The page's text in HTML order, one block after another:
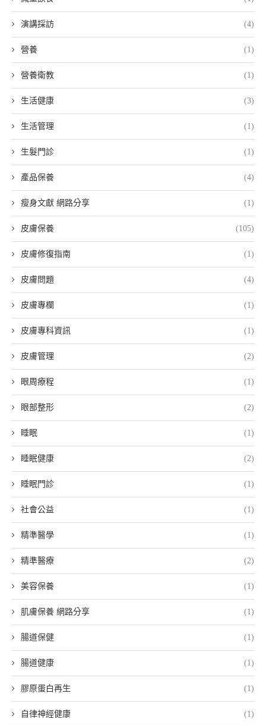
演講採訪 (4)
營養 (1)
營養衛教 (1)
生活健康 (3)
生活管理 (1)
生髮門診 (1)
產品保養 (4)
瘦身文獻 網路分享 (1)
皮膚保養 (105)
皮膚修復指南 (1)
皮膚問題 (4)
皮膚專欄 (1)
皮膚專科資訊 (1)
皮膚管理 (2)
眼周療程 (1)
眼部整形 (2)
睡眠 (1)
睡眠健康 (2)
睡眠門診 (1)
社會公益 (1)
精準醫學 (1)
精準醫療 (2)
美容保養 (1)
肌膚保養 網路分享 (1)
腸道保健 (1)
腸道健康 (1)
膠原蛋白再生 (1)
自律神經健康 (1)